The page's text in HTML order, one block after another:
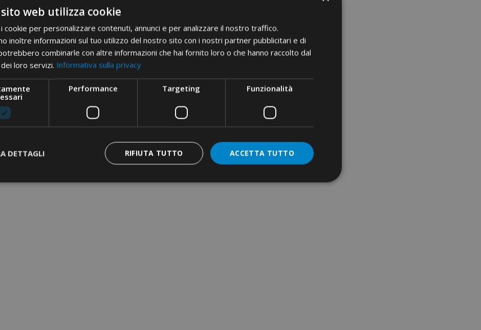
CRIMPING TOOL ·
web utilizza cookie
cookie per personalizzare contenuti, annunci e per analizzare il nostro traffico.
inoltre informazioni sul tuo utilizzo del nostro sito con i nostri partner pubblicitari e di
combinarle con altre informazioni che hai fornito loro o che hanno raccolto dal
loro servizi. Informativa sulla privacy
Performance Targeting Funzionalità
ACCETTA TUTTO
RIFIUTA TUTTO
DETTAGLI